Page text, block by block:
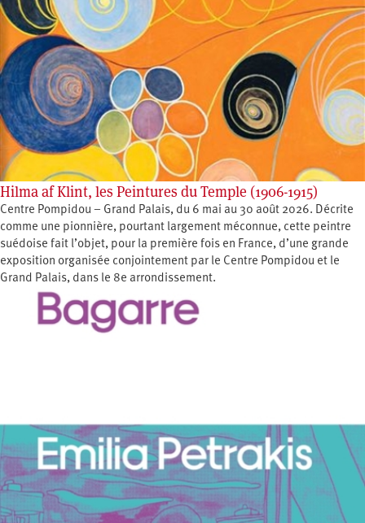
Hilma af Klint, les Peintures du Temple (1906-1915)
Centre Pompidou – Grand Palais, du 6 mai au 30 août 2026. Décrite
comme une pionnière, pourtant largement méconnue, cette peintre
suédoise fait l’objet, pour la première fois en France, d’une grande
exposition organisée conjointement par le Centre Pompidou et le
Grand Palais, dans le 8e arrondissement.